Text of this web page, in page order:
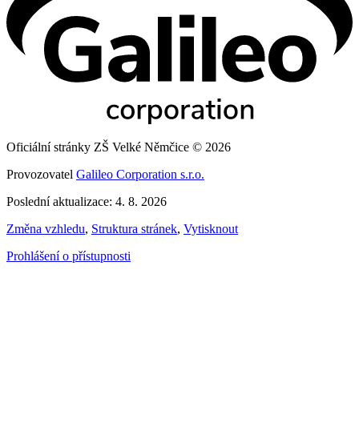
Oficiální stránky ZŠ Velké Němčice © 2026
Provozovatel Galileo Corporation s.r.o.
Poslední aktualizace: 4. 8. 2026
Změna vzhledu, Struktura stránek, Vytisknout
Prohlášení o přístupnosti